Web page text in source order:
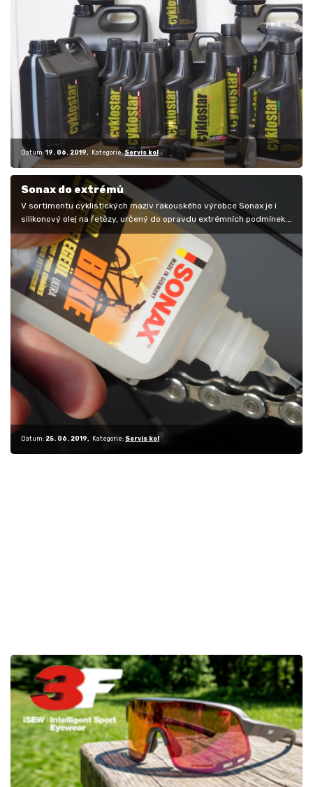
Datum: 19. 06. 2019 Kategorie: Servis kol
Sonax do extrémů
V sortimentu cyklistických maziv rakouského výrobce Sonax je i
silikonový olej na řetězy, určený do opravdu extrémních podmínek.
Tenhle…
Datum: 25. 06. 2019 Kategorie: Servis kol